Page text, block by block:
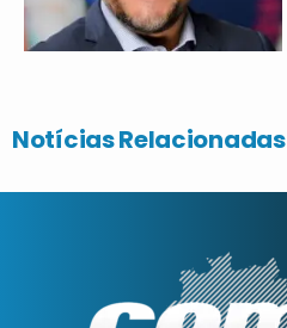
Notícias Relacionadas